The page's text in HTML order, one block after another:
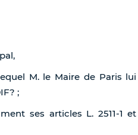
M. le Maire de Paris lui
;
ses articles L. 2511-1 et